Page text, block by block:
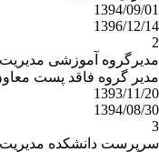
1394/09/01
1396/12/14
2
مدیرگروه آموزشی مدیریت
مدیر گروه فاقد پست
1393/11/20
1394/08/30
3
سرپرست دانشکده مدیریت